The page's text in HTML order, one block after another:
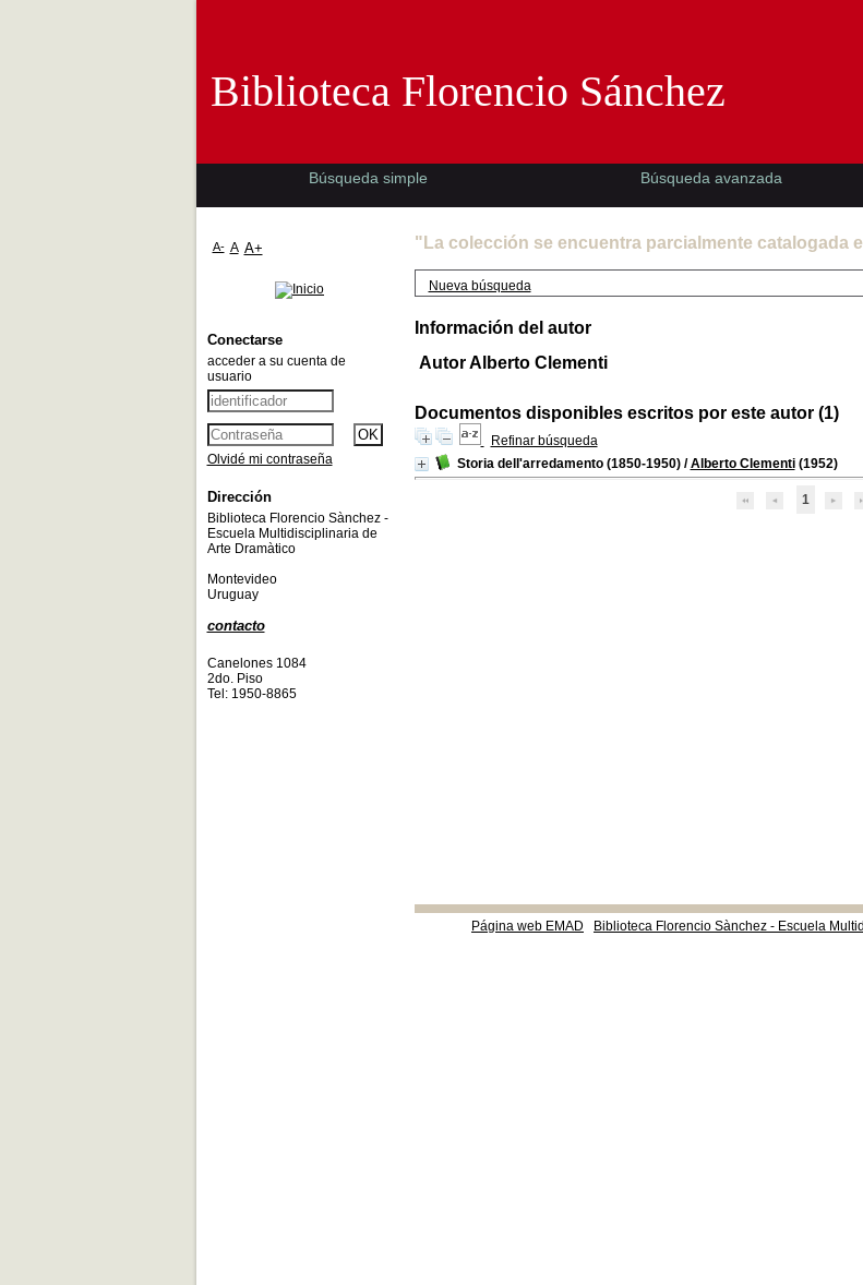
"La colección se encuentra parcialmente catalogada
Nueva búsqueda
Información del autor
Autor Alberto Clementi
Documentos disponibles escritos por este autor (1)
Refinar búsqueda
Storia dell'arredamento (1850-1950)/Alberto Clementi(1952)
1
Página web EMAD Biblioteca Florencio Sànchez - Escuela
Biblioteca Florencio Sánchez
Búsqueda simple Búsqueda avanzada
A- A A+
Conectarse
acceder a su cuenta de
usuario
Olvidé mi contraseña
Dirección
Biblioteca Florencio Sànchez -
Escuela Multidisciplinaria de
Arte Dramàtico
Montevideo
Uruguay
contacto
Canelones 1084
2do. Piso
Tel: 1950-8865